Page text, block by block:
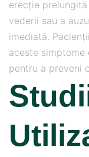
erecție
vederii sau a
imediată.
aceste
pentru a preveni